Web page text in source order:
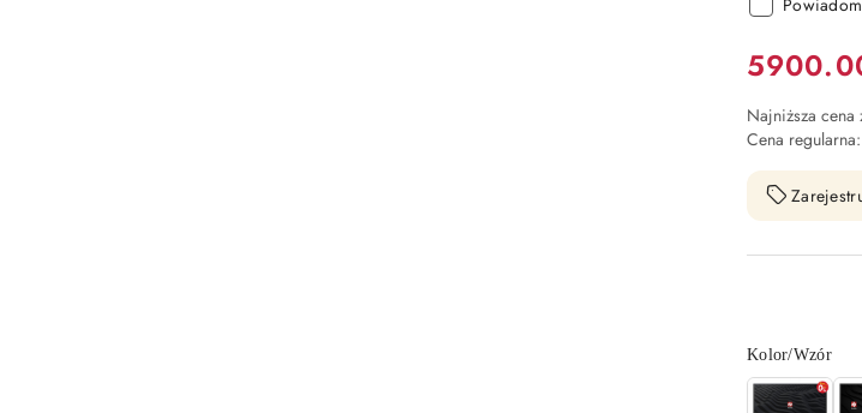
Cena:
Najniższa
Cena regularna:
Wariant
Kolor/Wzór